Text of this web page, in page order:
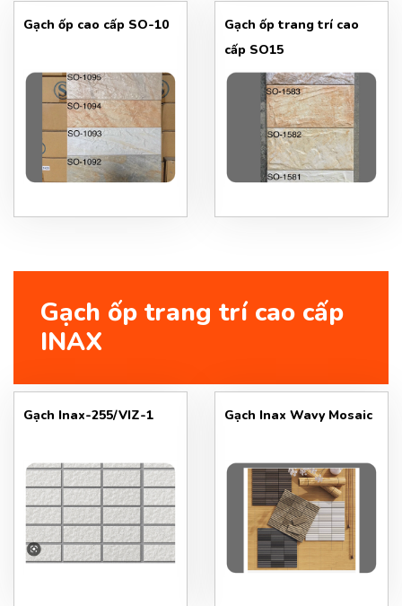
Gạch ốp cao cấp SO-10
Gạch ốp trang trí cao
cấp SO15
Gạch ốp trang trí cao cấp
INAX
Gạch Inax-255/VIZ-1 Gạch Inax Wavy Mosaic